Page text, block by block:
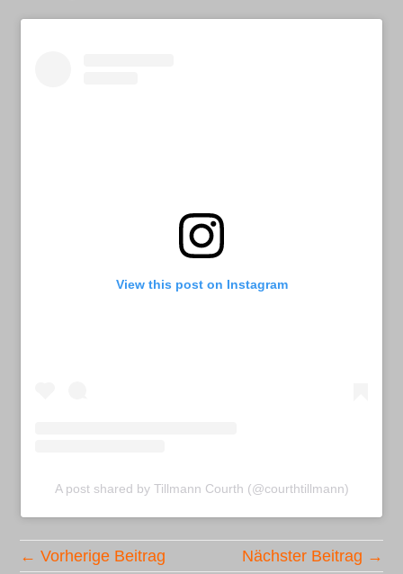
View this post on Instagram
A post shared by Tillmann Courth (@courthtillmann)
← Vorherige Beitrag Nächster Beitrag →